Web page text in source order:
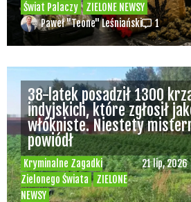
Świat Palaczy
ZIELONE NEWSY
Paweł "Teone" Leśniański 1
Kryminalne Zagadki
Zielonego Świata
ZIELONE
NEWSY
21 lip, 2026
38-latek posadził 1300
indyjskich, które zgłosił
włókniste. Niestety
powiódł